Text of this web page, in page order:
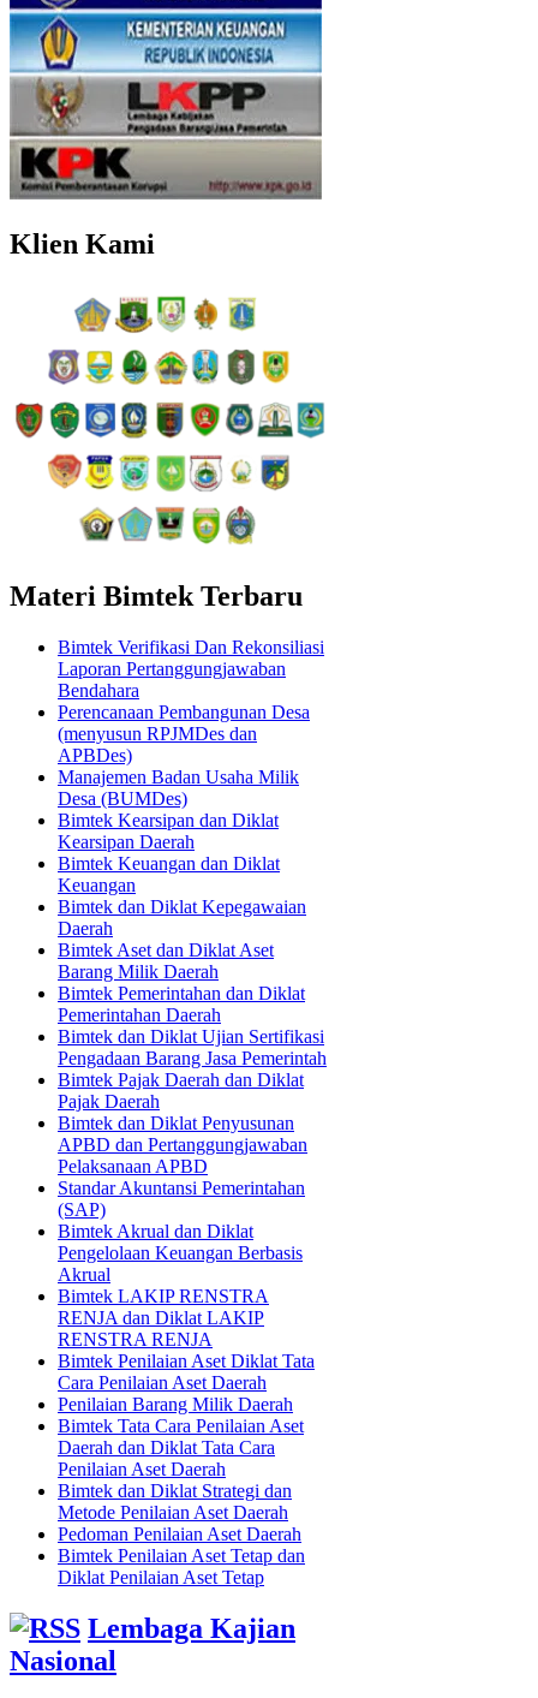
Klien Kami
Materi Bimtek Terbaru
Bimtek Verifikasi Dan Rekonsiliasi
Laporan Pertanggungjawaban
Bendahara
Perencanaan Pembangunan Desa
(menyusun RPJMDes dan
APBDes)
Manajemen Badan Usaha Milik
Desa (BUMDes)
Bimtek Kearsipan dan Diklat
Kearsipan Daerah
Bimtek Keuangan dan Diklat
Keuangan
Bimtek dan Diklat Kepegawaian
Daerah
Bimtek Aset dan Diklat Aset
Barang Milik Daerah
Bimtek Pemerintahan dan Diklat
Pemerintahan Daerah
Bimtek dan Diklat Ujian Sertifikasi
Pengadaan Barang Jasa Pemerintah
Bimtek Pajak Daerah dan Diklat
Pajak Daerah
Bimtek dan Diklat Penyusunan
APBD dan Pertanggungjawaban
Pelaksanaan APBD
Standar Akuntansi Pemerintahan
(SAP)
Bimtek Akrual dan Diklat
Pengelolaan Keuangan Berbasis
Akrual
Bimtek LAKIP RENSTRA
RENJA dan Diklat LAKIP
RENSTRA RENJA
Bimtek Penilaian Aset Diklat Tata
Cara Penilaian Aset Daerah
Penilaian Barang Milik Daerah
Bimtek Tata Cara Penilaian Aset
Daerah dan Diklat Tata Cara
Penilaian Aset Daerah
Bimtek dan Diklat Strategi dan
Metode Penilaian Aset Daerah
Pedoman Penilaian Aset Daerah
Bimtek Penilaian Aset Tetap dan
Diklat Penilaian Aset Tetap
Lembaga Kajian
Nasional